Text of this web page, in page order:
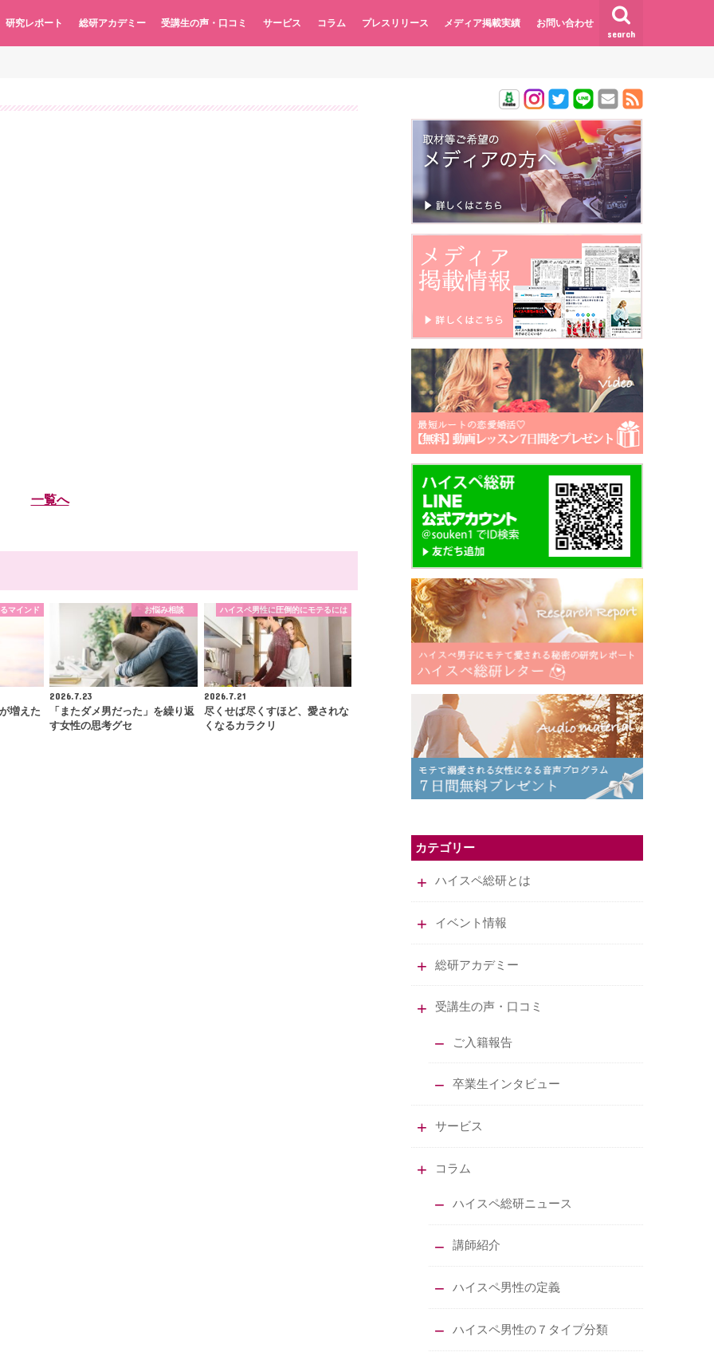
search
研究レポート 総研アカデミー 受講生の声・口コミ サービス コラム プレスリリース メディア掲載実績 お問い合わせ
一覧へ
マインド
増えた
お悩み相談
2026.7.23
「またダメ男だった」を繰り返
す女性の思考グセ
ハイスペ男性に圧倒的にモテるには
2026.7.21
尽くせば尽くすほど、愛されな
くなるカラクリ
カテゴリー
ハイスペ総研とは
イベント情報
総研アカデミー
受講生の声・口コミ
ご入籍報告
卒業生インタビュー
サービス
コラム
ハイスペ総研ニュース
講師紹介
ハイスペ男性の定義
ハイスペ男性の７タイプ分類